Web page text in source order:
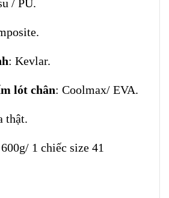
/ PU.
: Kevlar.
lót chân: Coolmax/ EVA.
thật.
1 chiếc size 41